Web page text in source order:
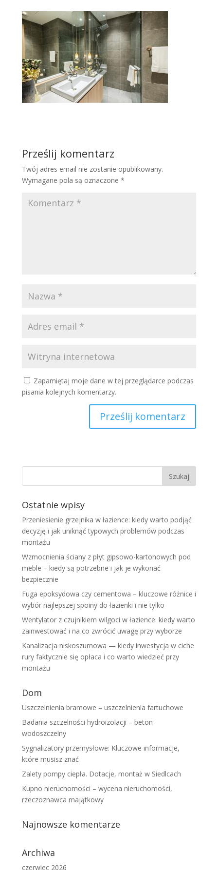
Prześlij komentarz
Twój adres email nie zostanie opublikowany.
Wymagane pola są oznaczone *
Zapamiętaj moje dane w tej przeglądarce podczas
pisania kolejnych komentarzy.
Ostatnie wpisy
Przeniesienie grzejnika w łazience: kiedy warto podjąć
decyzję i jak uniknąć typowych problemów podczas
montażu
Wzmocnienia ściany z płyt gipsowo-kartonowych pod
meble – kiedy są potrzebne i jak je wykonać
bezpiecznie
Fuga epoksydowa czy cementowa – kluczowe różnice i
wybór najlepszej spoiny do łazienki i nie tylko
Wentylator z czujnikiem wilgoci w łazience: kiedy warto
zainwestować i na co zwrócić uwagę przy wyborze
Kanalizacja niskoszumowa — kiedy inwestycja w ciche
rury faktycznie się opłaca i co warto wiedzieć przy
montażu
Dom
Uszczelnienia bramowe – uszczelnienia fartuchowe
Badania szczelności hydroizolacji – beton
wodoszczelny
Sygnalizatory przemysłowe: Kluczowe informacje,
które musisz znać
Zalety pompy ciepła. Dotacje, montaż w Siedlcach
Kupno nieruchomości – wycena nieruchomości,
rzeczoznawca majątkowy
Najnowsze komentarze
Archiwa
czerwiec 2026